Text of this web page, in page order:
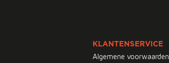
KLANTENSERVICE
Algemene voorwaarden